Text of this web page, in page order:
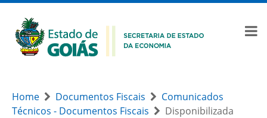
Home Documentos Fiscais
Comunicados
Técnicos - Documentos Fiscais
Disponibilizada